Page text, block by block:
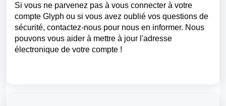
Si vous ne parvenez pas à vous connecter à votre
compte Glyph ou si vous avez oublié vos questions de
sécurité, contactez-nous pour nous en informer. Nous
pouvons vous aider à mettre à jour l'adresse
électronique de votre compte !